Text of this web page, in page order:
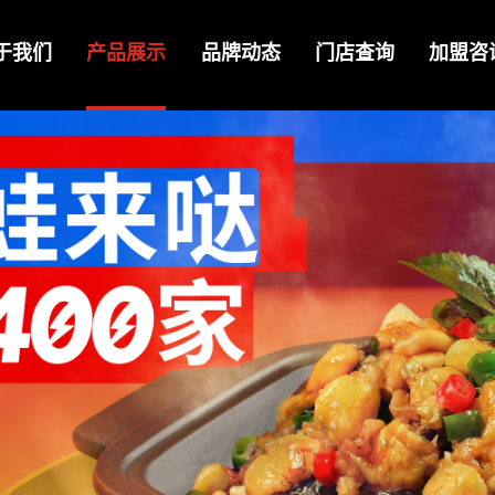
我们 产品展示 品牌动态 门店查询 加盟咨